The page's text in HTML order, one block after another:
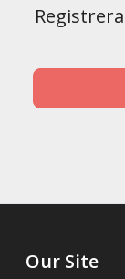
Our Site